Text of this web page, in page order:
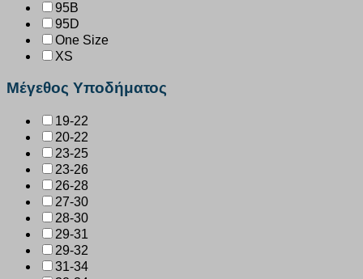
95B
95D
One Size
XS
Μέγεθος Υποδήματος
19-22
20-22
23-25
23-26
26-28
27-30
28-30
29-31
29-32
31-34